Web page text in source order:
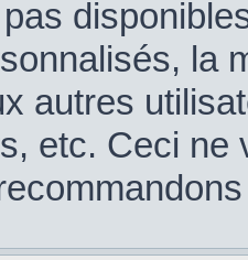
la
autres
etc. Ceci